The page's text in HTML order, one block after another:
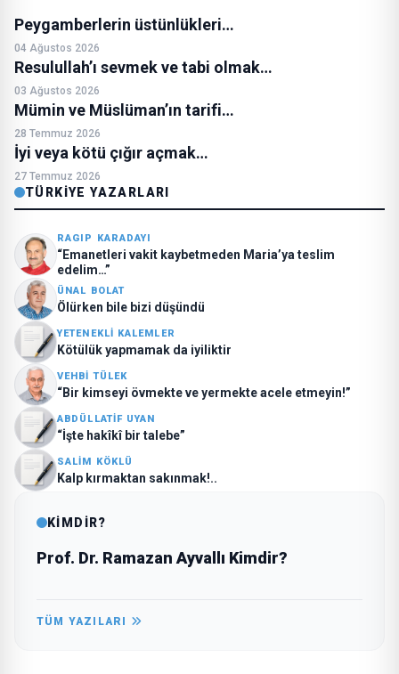
Peygamberlerin üstünlükleri…
04 Ağustos 2026
Resulullah’ı sevmek ve tabi olmak…
03 Ağustos 2026
Mümin ve Müslüman’ın tarifi…
28 Temmuz 2026
İyi veya kötü çığır açmak…
27 Temmuz 2026
TÜRKIYE YAZARLARI
RAGIP KARADAYI
“Emanetleri vakit kaybetmeden Maria’ya teslim
edelim…”
ÜNAL BOLAT
Ölürken bile bizi düşündü
YETENEKLI KALEMLER
Kötülük yapmamak da iyiliktir
VEHBI TÜLEK
“Bir kimseyi övmekte ve yermekte acele etmeyin!”
ABDÜLLATIF UYAN
“İşte hakîkî bir talebe”
SALIM KÖKLÜ
Kalp kırmaktan sakınmak!..
KİMDİR?
Prof. Dr. Ramazan Ayvallı Kimdir?
TÜM YAZILARI